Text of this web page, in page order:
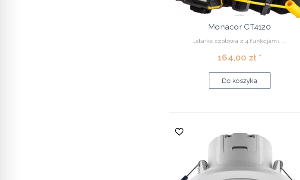
Monacor CT4120
Latarka czołowa z 4 funkcjami. ...
164,00 zł *
Do koszyka